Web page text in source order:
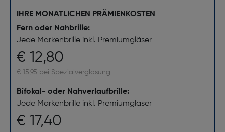
IHRE MONATLICHEN PRÄMIENKOSTEN
Fern oder Nahbrille:
Jede Markenbrille inkl. Premiumgläser
€ 12,80
€ 15,95 bei Spezialverglasung
Bifokal- oder Nahverlaufbrille:
Jede Markenbrille inkl. Premiumgläser
€ 17,40